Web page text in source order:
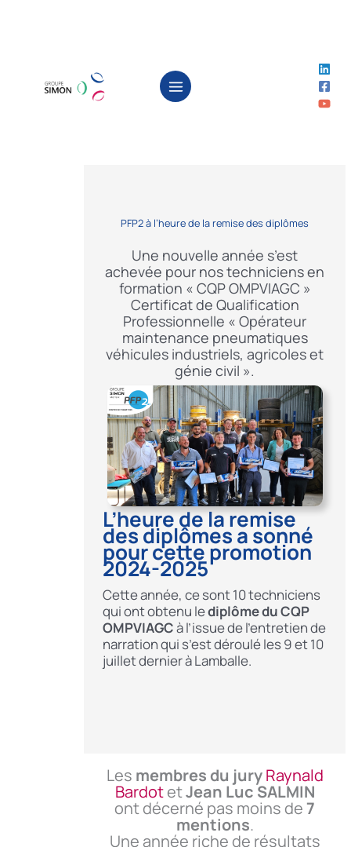
PFP2 à l’heure de la remise des diplômes
Une nouvelle année s’est
achevée pour nos techniciens en
formation « CQP OMPVIAGC »
Certificat de Qualification
Professionnelle « Opérateur
maintenance pneumatiques
véhicules industriels, agricoles et
génie civil ».
L’heure de la remise
des diplômes a sonné
pour cette promotion
2024-2025
Cette année, ce sont 10 techniciens
qui ont obtenu lediplôme du CQP
OMPVIAGCà l’issue de l’entretien de
narration qui s’est déroulé les 9 et 10
juillet dernier à Lamballe.
Les membres du jury Raynald
BardotetJean Luc SALMIN
ont décerné pas moins de7
mentions.
Une année riche de résultats